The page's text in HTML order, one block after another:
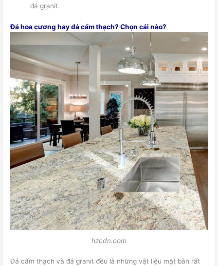
đá granit.
Đá hoa cương hay đá cẩm thạch? Chọn cái nào?
hzcdn.com
Đá cẩm thạch và đá granit đều là những vật liệu mặt bàn rất